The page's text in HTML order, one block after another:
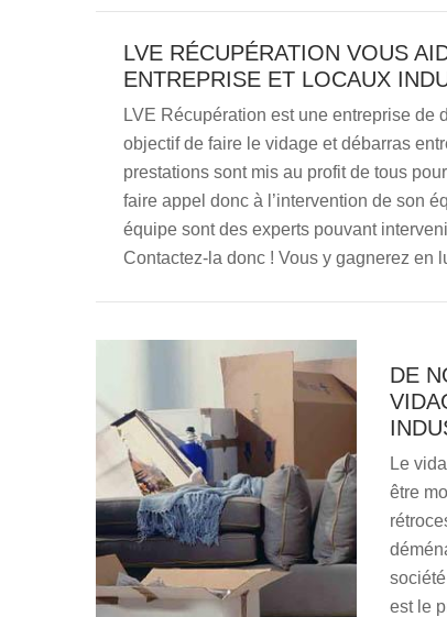
LVE RÉCUPÉRATION VOUS
ENTREPRISE ET LOCAUX
LVE Récupération est une entreprise
objectif de faire le vidage et débarras
prestations sont mis au profit de tous
faire appel donc à l’intervention de son
équipe sont des experts pouvant
Contactez-la donc ! Vous y gagnerez en
DE
Le
être
est le